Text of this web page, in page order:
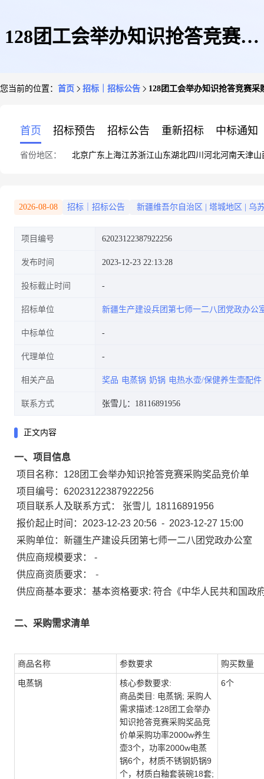
128团工会举办知识抢答竞赛采
您当前的位置： 首页 招标｜招标公告 128团工会举办知识抢答竞赛采
首页 招标预告 招标公告 重新招标 中标通知
省份地区： 北京广东 上海江苏浙江山东湖北四川 河北河南天津山
2026-08-08 招标｜招标公告 新疆维吾尔自治区 塔城地区 乌
项目编号 62023122387922256
发布时间 2023-12-23 22:13:28
投标截止时间
招标单位 新疆生产建设兵团第七师一二八团党政办公
中标单位
代理单位
相关产品 奖品 电蒸锅 奶锅 电热水壶/保健养生壶配件
联系方式 张雪儿：18116891956
正文内容
一、项目信息
项目名称： 128团工会举办知识抢答竞赛采购奖品竞价单
项目编号： 62023122387922256
项目联系人及联系方式： 张雪儿 18116891956
报价起止时间： 2023-12-23 20:56 - 2023-12-27 15:00
采购单位： 新疆生产建设兵团第七师一二八团党政办公室
供应商规模要求： -
供应商资质要求：
-
供应商基本要求：基本资格要求: 符合《中华人民共和国政
二、采购需求清单
商品名称 参数要求 购买数量
电蒸锅
核心参数要求:
商品类目: 电蒸锅; 采购人
需求描述:128团工会举办
知识抢答竞赛采购奖品竞
价单采购功率2000w养生
壶3个，功率2000w电蒸
锅6个，材质不锈钢奶锅9
个，材质白釉套装碗18套;
6个